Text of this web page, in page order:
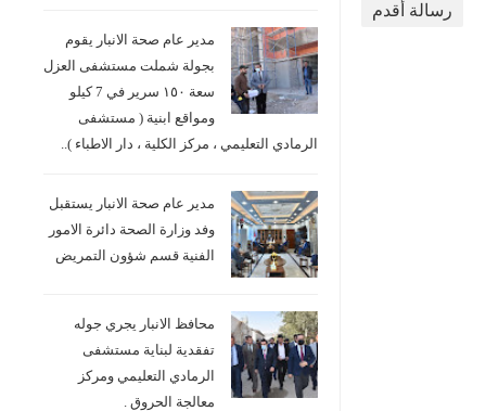
رسالة أقدم
مدير عام صحة الانبار يقوم
بجولة شملت مستشفى العزل
سعة ١٥٠ سرير في 7 كيلو
ومواقع ابنية ( مستشفى
الرمادي التعليمي ، مركز الكلية ، دار الاطباء )..
مدير عام صحة الانبار يستقبل
وفد وزارة الصحة دائرة الامور
الفنية قسم شؤون التمريض
محافظ الانبار يجري جوله
تفقدية لبناية مستشفى
الرمادي التعليمي ومركز
معالجة الحروق .